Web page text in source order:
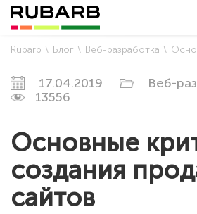
Rubarb Блог Веб-разработка Основные
17.04.2019
Веб-
13556
Основные
создания
сайтов